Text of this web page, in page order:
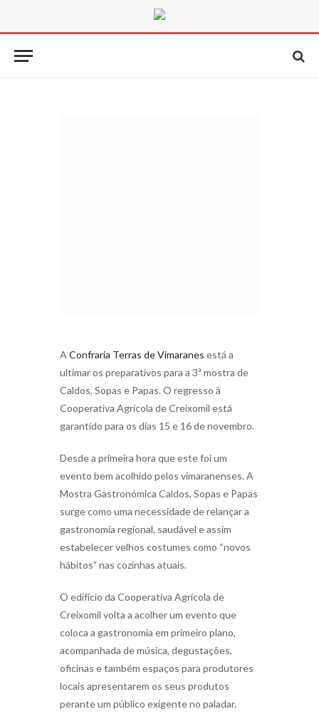
A Confraria Terras de Vimaranes está a
ultimar os preparativos para a 3ª mostra de
Caldos, Sopas e Papas. O regresso à
Cooperativa Agrícola de Creixomil está
garantido para os dias 15 e 16 de novembro.
Desde a primeira hora que este foi um
evento bem acolhido pelos vimaranenses. A
Mostra Gastronómica Caldos, Sopas e Papas
surge como uma necessidade de relançar a
gastronomia regional, saudável e assim
estabelecer velhos costumes como “novos
hábitos” nas cozinhas atuais.
O edifício da Cooperativa Agrícola de
Creixomil volta a acolher um evento que
coloca a gastronomia em primeiro plano,
acompanhada de música, degustações,
oficinas e também espaços para produtores
locais apresentarem os seus produtos
perante um público exigente no paladar.